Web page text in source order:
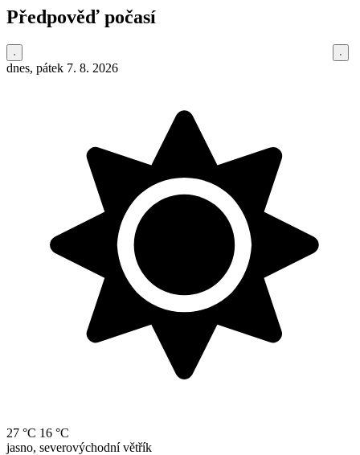
Předpověď počasí
dnes, pátek 7. 8. 2026
27 °C 16 °C
jasno, severovýchodní větřík